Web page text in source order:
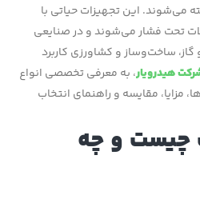
این تجهیزات حیاتی با
تحت فشار می‌شوند و در صنایعی
ساخت‌وساز و کشاورزی کاربرد
هیدرویار، به معرفی تخصصی انواع
مزایا، مقایسه و راهنمای انتخاب
چیست و چه